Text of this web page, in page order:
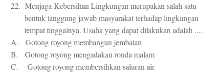
22. Menjaga Kebersihan Lingkungan merupakan salah satu
bentuk tanggung jawab masyarakat terhadap lingkungan
tempat tinggalnya. Usaha yang dapat dilakukan adalah ....
A. Gotong royong membangun jembatan
B. Gotong royong mengadakan ronda malam
C. Gotong royong membersihkan saluran air